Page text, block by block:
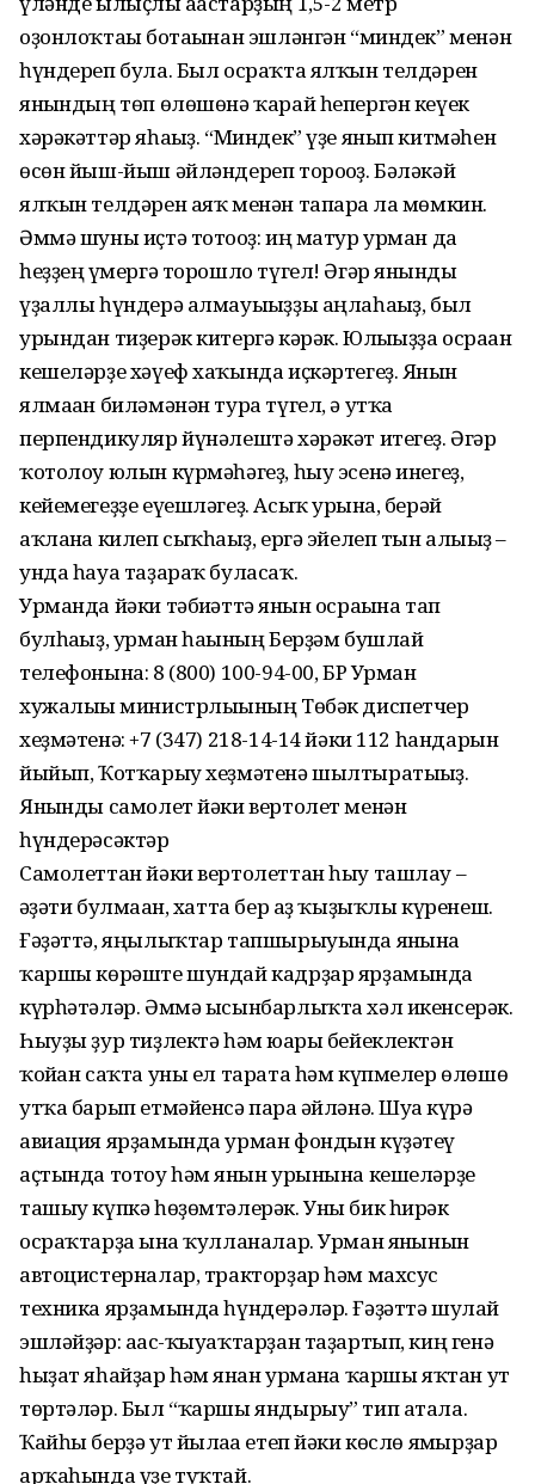
оҙонлоҡтағы ботағынан эшләнгән “миндек” менән
һүндереп була. Был осраҡта ялҡын телдәрен
янғындың төп өлөшөнә ҡарай һепергән кеүек
хәрәкәттәр яһағыҙ. “Миндек” үҙе янып китмәһен
өсөн йыш-йыш әйләндереп тороғоҙ. Бәләкәй
ялҡын телдәрен аяҡ менән тапарға ла мөмкин.
Әммә шуны иҫтә тотоғоҙ: иң матур урман да
һеҙҙең ғүмергә торошло түгел! Әгәр янғынды
үҙаллы һүндерә алмауығыҙҙы аңлаһағыҙ, был
урындан тиҙерәк китергә кәрәк. Юлығыҙҙа осраған
кешеләрҙе хәүеф хаҡында иҫкәртегеҙ. Янғын
ялмаған биләмәнән тура түгел, ә утҡа
перпендикуляр йүнәлештә хәрәкәт итегеҙ. Әгәр
ҡотолоу юлын күрмәһәгеҙ, һыу эсенә инегеҙ,
кейемегеҙҙе еүешләгеҙ. Асыҡ урынға, берәй
аҡланға килеп сыҡһағыҙ, ергә эйелеп тын алығыҙ –
унда һауа таҙараҡ буласаҡ.
Урманда йәки тәбиғәттә янғын осрағына тап
булһағыҙ, урман һағының Берҙәм бушлай
телефонына: 8 (800) 100-94-00, БР Урман
хужалығы министрлығының Төбәк диспетчер
хеҙмәтенә: +7 (347) 218-14-14 йәки 112 һандарын
йыйып, Ҡотҡарыу хеҙмәтенә шылтыратығыҙ.
Янғынды самолет йәки вертолет менән
һүндерәсәктәр
Самолеттан йәки вертолеттан һыу ташлау –
ғәҙәти булмаған, хатта бер аҙ ҡыҙыҡлы күренеш.
Ғәҙәттә, яңылыҡтар тапшырыуында янғынға
ҡаршы көрәште шундай кадрҙар ярҙамында
күрһәтәләр. Әммә ысынбарлыҡта хәл икенсерәк.
Һыуҙы ҙур тиҙлектә һәм юғары бейеклектән
ҡойған саҡта уны ел тарата һәм күпмелер өлөшө
утҡа барып етмәйенсә парға әйләнә. Шуға күрә
авиация ярҙамында урман фондын күҙәтеү
аҫтында тотоу һәм янғын урынына кешеләрҙе
ташыу күпкә һөҙөмтәлерәк. Уны бик һирәк
осраҡтарҙа ғына ҡулланалар. Урман янғынын
автоцистерналар, тракторҙар һәм махсус
техника ярҙамында һүндерәләр. Ғәҙәттә шулай
эшләйҙәр: ағас-ҡыуаҡтарҙан таҙартып, киң генә
һыҙат яһайҙар һәм янған урманға ҡаршы яҡтан ут
төртәләр. Был “ҡаршы яндырыу” тип атала.
Ҡайһы берҙә ут йылғаға етеп йәки көслө ямғырҙар
арҡаһында үҙе туҡтай.